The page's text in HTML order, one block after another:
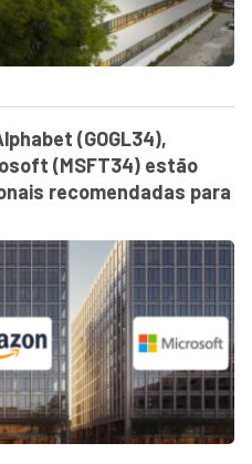
(GOGL34),
(MSFT34) estão
recomendadas para